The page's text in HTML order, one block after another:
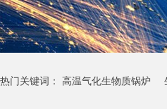
热门关键词： 高温气化生物质锅炉